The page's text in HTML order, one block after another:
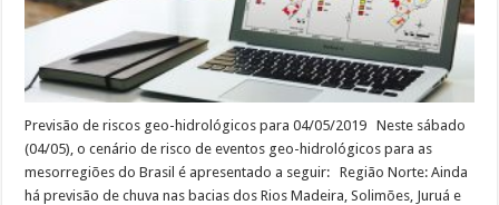
Previsão de riscos geo-hidrológicos para 04/05/2019 Neste sábado
(04/05), o cenário de risco de eventos geo-hidrológicos para as
mesorregiões do Brasil é apresentado a seguir: Região Norte: Ainda
há previsão de chuva nas bacias dos Rios Madeira, Solimões, Juruá e